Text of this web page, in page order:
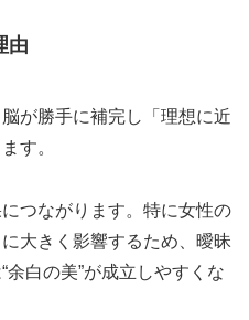
由
が勝手に補完し「理想に近
す。
つながります。特に女性の
大きく影響するため、曖昧
白の美”が成立しやすくな